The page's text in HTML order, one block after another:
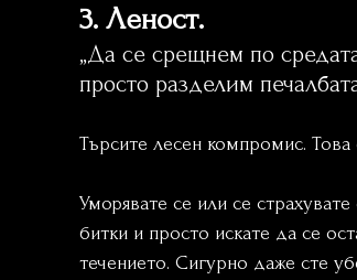
3. Леност.
„Да се срещнем по
просто разделим
Търсите лесен компромис. Това
Уморявате се или се страхувате
битки и просто искате да се
течението. Сигурно даже сте